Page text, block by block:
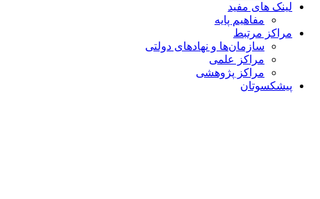
لینک های مفید
مفاهیم پایه
مراکز مرتبط
سازمان‌ها و نهادهای دولتی
مراکز علمی
مراکز پژوهشی
پیشکسوتان